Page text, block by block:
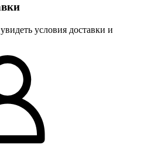
условия доставки и